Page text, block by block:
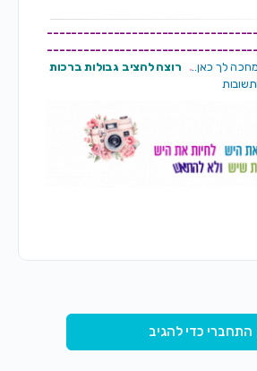
לך כאן...
רוצה להציב גבולות ברכות
התחברי כדי להגיב